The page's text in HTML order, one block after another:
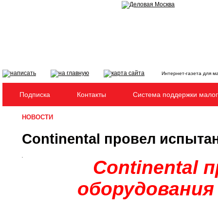
Интернет-газета для
Подписка Контакты Система поддержки
НОВОСТИ
Continental провел
Continental